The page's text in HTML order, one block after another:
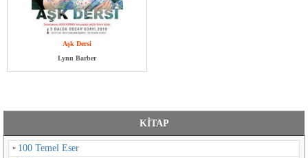
Aşk Dersi
Lynn Barber
KİTAP
100 Temel Eser